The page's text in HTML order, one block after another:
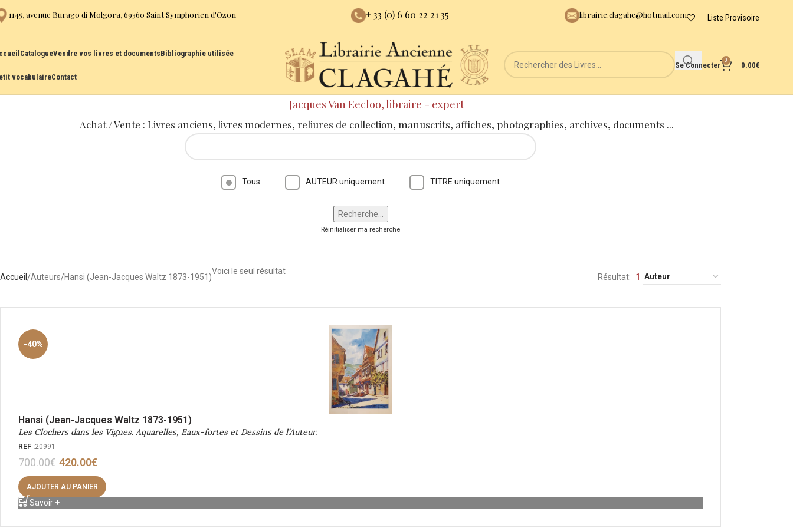
1145, avenue Burago di Molgora, 69360 Saint Symphorien d'Ozon + 33 (0) 6 60 22 21 35 librairie.clagahe@hotmail.com Liste Provisoire
CatalogueVendre vos livres et documentsBibliographie utilisée
vocabulaireContact
Se Connecter
0
0.00€
Jacques Van Eecloo, libraire - expert
Achat / Vente : Livres anciens, livres modernes, reliures de collection, manuscrits, affiches, photographies, archives, documents ...
Tous AUTEUR uniquement TITRE uniquement
Réinitialiser ma recherche
Accueil Auteurs Hansi (Jean-Jacques Waltz 1873-1951)
Voici le seul résultat
Résultat 1
-40%
Hansi (Jean-Jacques Waltz 1873-1951)
Les Clochers dans les Vignes. Aquarelles, Eaux-fortes et Dessins de l’Auteur.
REF :20991
700.00€ 420.00€
AJOUTER AU PANIER
En Savoir +